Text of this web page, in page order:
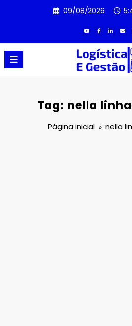
09/08/2026
Tag: nella
Página inicial nella